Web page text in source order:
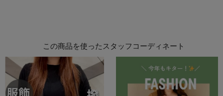
この商品を使ったスタッフコーディネート